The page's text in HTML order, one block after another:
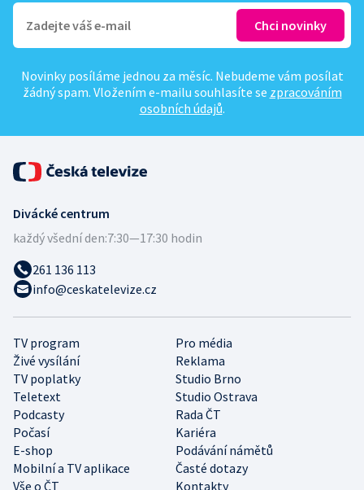
Novinky posíláme jednou za měsíc. Nebudeme vám posílat
žádný spam. Vložením e-mailu souhlasíte se zpracováním
osobních údajů.